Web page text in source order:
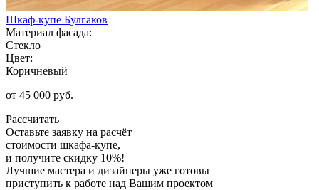
Шкаф-купе Булгаков
Материал фасада:
Стекло
Цвет:
Коричневый
от 45 000 руб.
Рассчитать
Оставьте заявку на расчёт
стоимости шкафа-купе,
и получите скидку 10%!
Лучшие мастера и дизайнеры уже готовы
приступить к работе над Вашим проектом